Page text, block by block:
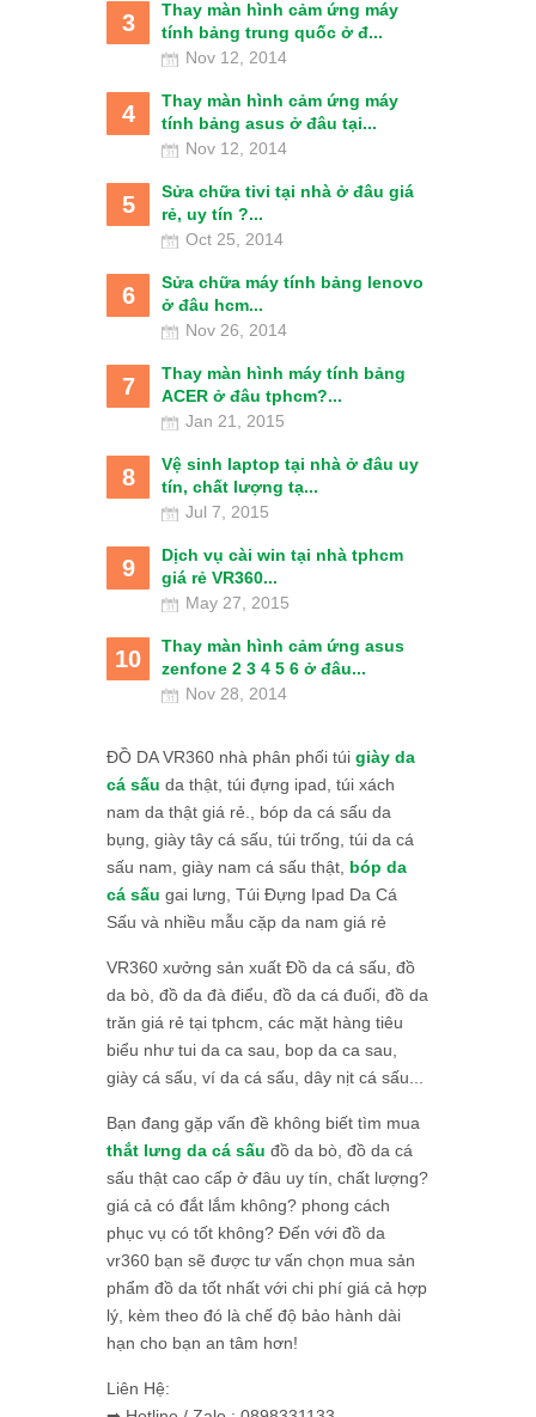
3
Thay màn hình cảm ứng máy
tính bảng trung quốc ở đ...
Nov 12, 2014
4
Thay màn hình cảm ứng máy
tính bảng asus ở đâu tại...
Nov 12, 2014
5
Sửa chữa tivi tại nhà ở đâu giá
rẻ, uy tín ?...
Oct 25, 2014
6
Sửa chữa máy tính bảng lenovo
ở đâu hcm...
Nov 26, 2014
7
Thay màn hình máy tính bảng
ACER ở đâu tphcm?...
Jan 21, 2015
8
Vệ sinh laptop tại nhà ở đâu uy
tín, chất lượng tạ...
Jul 7, 2015
9
Dịch vụ cài win tại nhà tphcm
giá rẻ VR360...
May 27, 2015
10
Thay màn hình cảm ứng asus
zenfone 2 3 4 5 6 ở đâu...
Nov 28, 2014
ĐỒ DA VR360 nhà phân phối túi giày da
cá sấu da thật, túi đựng ipad, túi xách
nam da thật giá rẻ., bóp da cá sấu da
bụng, giày tây cá sấu, túi trống, túi da cá
sấu nam, giày nam cá sấu thật, bóp da
cá sấu gai lưng, Túi Đựng Ipad Da Cá
Sấu và nhiều mẫu cặp da nam giá rẻ
VR360 xưởng sản xuất Đồ da cá sấu, đồ
da bò, đồ da đà điểu, đồ da cá đuối, đồ da
trăn giá rẻ tại tphcm, các mặt hàng tiêu
biểu như tui da ca sau, bop da ca sau,
giày cá sấu, ví da cá sấu, dây nịt cá sấu...
Bạn đang gặp vấn đề không biết tìm mua
thắt lưng da cá sấu đồ da bò, đồ da cá
sấu thật cao cấp ở đâu uy tín, chất lượng?
giá cả có đắt lắm không? phong cách
phục vụ có tốt không? Đến với đồ da
vr360 bạn sẽ được tư vấn chọn mua sản
phẩm đồ da tốt nhất với chi phí giá cả hợp
lý, kèm theo đó là chế độ bảo hành dài
hạn cho bạn an tâm hơn!
Liên Hệ: